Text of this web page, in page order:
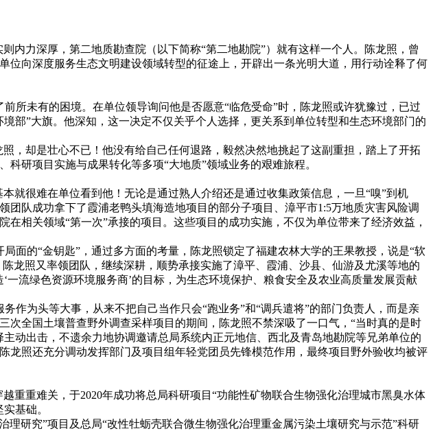
力深厚，第二地质勘查院（以下简称“第二地勘院”）就有这样一个人。陈龙照，曾
向深度服务生态文明建设领域转型的征途上，开辟出一条光明大道，用行动诠释了何
未有的困境。在单位领导询问他是否愿意“临危受命”时，陈龙照或许犹豫过，已过
部”大旗。他深知，这一决定不仅关乎个人选择，更关系到单位转型和生态环境部门的
却是壮心不已！他没有给自己任何退路，毅然决然地挑起了这副重担，踏上了开拓
研项目实施与成果转化等多项“大地质”领域业务的艰难旅程。
很难在单位看到他！无论是通过熟人介绍还是通过收集政策信息，一旦“嗅”到机
队成功拿下了霞浦老鸭头填海造地项目的部分子项目、漳平市1:5万地质灾害风险调
相关领域“第一次”承接的项目。这些项目的成功实施，不仅为单位带来了经济效益，
的“金钥匙”，通过多方面的考量，陈龙照锁定了福建农林大学的王果教授，说是“软
龙照又率领团队，继续深耕，顺势承接实施了漳平、霞浦、沙县、仙游及尤溪等地的
流绿色资源环境服务商’的目标，为生态环境保护、粮食安全及农业高质量发展贡献
为头等大事，从来不把自己当作只会“跑业务”和“调兵遣将”的部门负责人，而是亲
全国土壤普查野外调查采样项目的期间，陈龙照不禁深吸了一口气，“当时真的是时
动出击，不遗余力地协调邀请总局系统内正元地信、西北及青岛地勘院等兄弟单位的
照还充分调动发挥部门及项目组年轻党团员先锋模范作用，最终项目野外验收均被评
重难关，于2020年成功将总局科研项目“功能性矿物联合生物强化治理城市黑臭水体
基础。
研究”项目及总局“改性牡蛎壳联合微生物强化治理重金属污染土壤研究与示范”科研